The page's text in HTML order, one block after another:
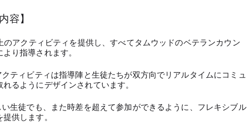
容】
のアクティビティを提供し、すべてタムウッドのベテランカウン
り指導されます。
ティビティは指導陣と生徒たちが双方向でリアルタイムにコミュ
るようにデザインされています。
生徒でも、また時差を超えて参加ができるように、フレキシブル
供します。